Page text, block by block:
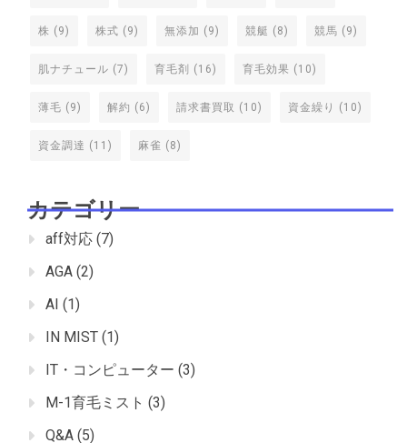
株 (9) 株式 (9) 無添加 (9) 競艇 (8) 競馬 (9)
肌ナチュール (7) 育毛剤 (16) 育毛効果 (10)
薄毛 (9) 解約 (6) 請求書買取 (10) 資金繰り (10)
資金調達 (11) 麻雀 (8)
カテゴリー
aff対応 (7)
AGA (2)
AI (1)
IN MIST (1)
IT・コンピューター (3)
M-1育毛ミスト (3)
Q&A (5)